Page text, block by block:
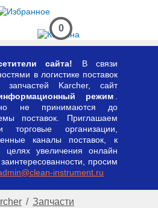
0
сайта!
В связи
в логистике поставок
запчастей Karcher, сайт
режим
не принимаются до
поставок. Приглашаем
торговые организации,
каналы поставок, к
целях увеличения онлайн
просим
instrument.ru
/ Запчасти